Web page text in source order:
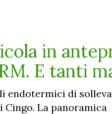
in
E tanti
endotermici di
La panoramica